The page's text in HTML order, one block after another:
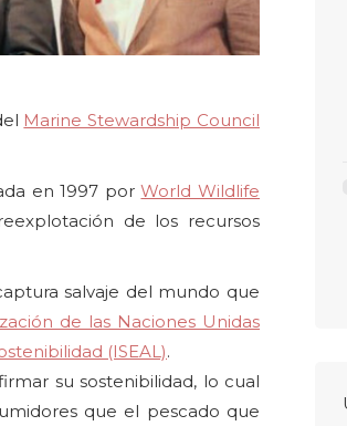
Marine Stewardship Council
en 1997 porWorld Wildlife
de los recursos
salvaje del mundo que
de las Naciones Unidas
(ISEAL).
su sostenibilidad, lo cual
que el pescado que